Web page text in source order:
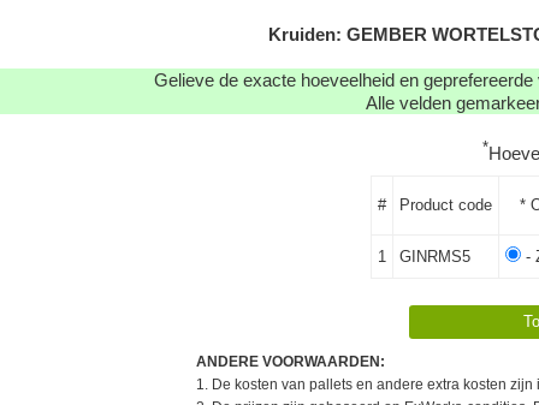
Kruiden: GEMBER
Gelieve de exacte hoeveelheid en
Alle velden
*
# Product code *
1 GINRMS5 -
ANDERE VOORWAARDEN:
1. De kosten van pallets en andere extra kosten